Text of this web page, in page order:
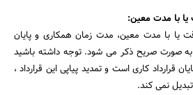
یا با مدت معین:
یا با مدت معین، مدت زمان همکاری و پایان
به صورت صریح ذکر می شود. توجه داشته باشید
قرارداد کاری است و تمدید پیاپی این قرارداد ،
نمی کند.